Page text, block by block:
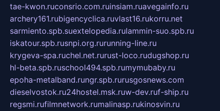
tae-kwon.ruconsrio.com.ruinsiam.ruavegainfo.ru
archery161.rubigencyclica.ruvlast16.rukorru.net
sarmiento.spb.suextelopedia.rulammin-suo.spb.ru
iskatour.spb.rusnpi.org.rurunning-line.ru
krygeva-spa.ruchel.net.rurust-loco.rudugshop.ru
hl-beta.spb.ruschool494.spb.rumymubaby.ru
epoha-metalband.rungr.spb.rurusgosnews.com
dieselvostok.ru24hostel.msk.ruw-dev.ruf-ship.ru
regsmi.rufilmnetwork.rumalinasp.rukinosvin.ru